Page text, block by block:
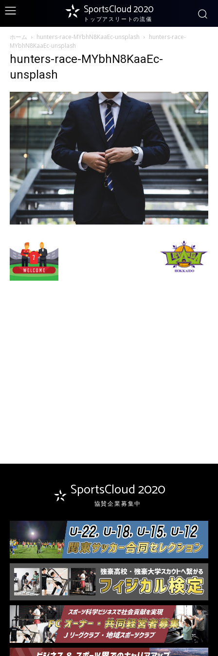
SportsCloud 2020
トップアスリートの流儀
ホーム hunters-race-MYbhN8KaaEc-unsplash
hunters-race-
MYbhN8KaaEc-unsplash
hunters-race-MYbhN8KaaEc-
unsplash
SportsCloud 2020
協賛企業募集中